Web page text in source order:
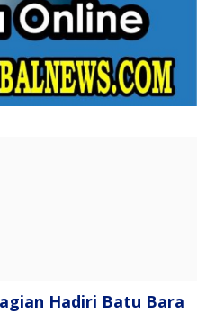
Hadiri Batu Bara